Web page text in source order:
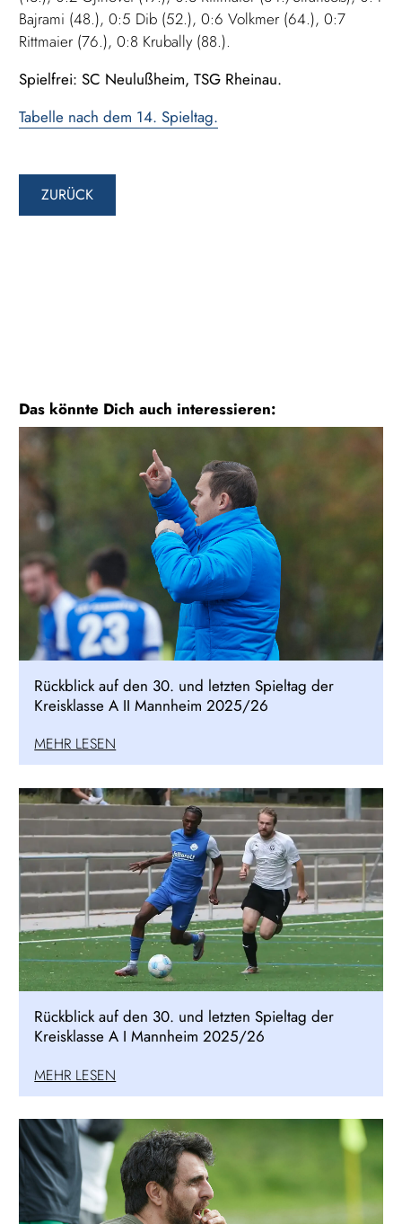
Bajrami (48.), 0:5 Dib (52.), 0:6 Volkmer (64.), 0:7
Rittmaier (76.), 0:8 Krubally (88.).
Spielfrei: SC Neulußheim, TSG Rheinau.
Tabelle nach dem 14. Spieltag.
ZURÜCK
Das könnte Dich auch interessieren:
Rückblick auf den 30. und letzten Spieltag der
Kreisklasse A II Mannheim 2025/26
MEHR LESEN
Rückblick auf den 30. und letzten Spieltag der
Kreisklasse A I Mannheim 2025/26
MEHR LESEN